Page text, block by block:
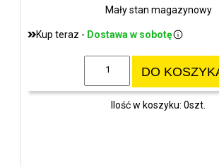
Mały stan magazynowy
Kup teraz - Dostawa w sobotę
DO
Ilość w koszyku: 0szt.